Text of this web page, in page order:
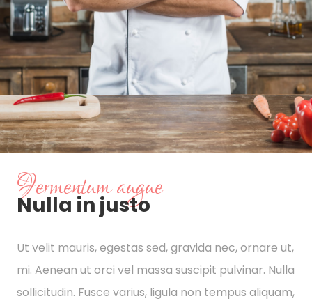
Fermentum augue
Nulla in justo
Ut velit mauris, egestas sed, gravida nec, ornare ut,
mi. Aenean ut orci vel massa suscipit pulvinar. Nulla
sollicitudin. Fusce varius, ligula non tempus aliquam,